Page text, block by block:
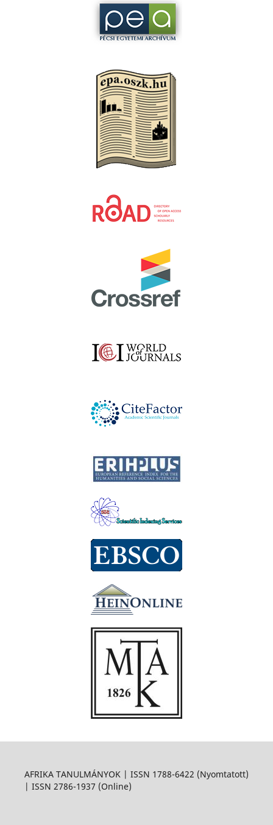
AFRIKA TANULMÁNYOK | ISSN 1788-6422 (Nyomtatott)
| ISSN 2786-1937 (Online)